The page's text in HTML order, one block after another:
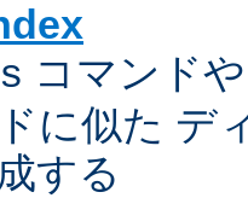
コマンド
に似た デ
する